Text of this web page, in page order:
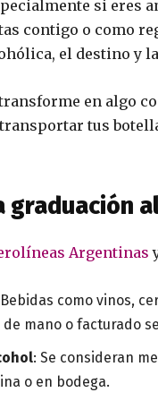
si eres
contigo o como
el destino y
transforme en algo
tus
graduación
Argentinas
como vinos,
mano o facturado
: Se consideran
o en bodega.